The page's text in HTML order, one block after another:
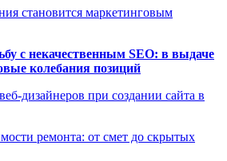
становится маркетинговым
с некачественным SEO: в выдаче
колебания позиций
дизайнеров при создании сайта в
ремонта: от смет до скрытых